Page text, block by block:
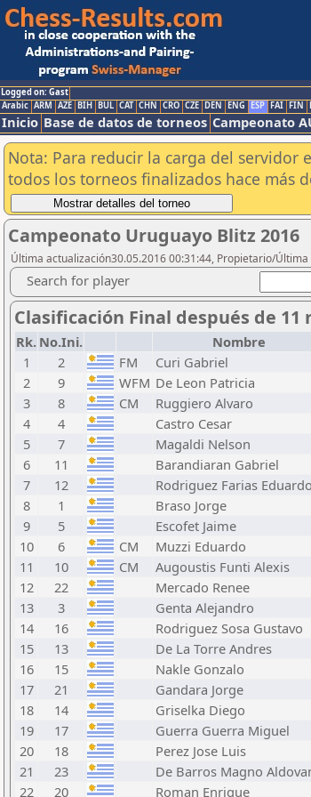
Logged on: Gast
Arabic ARM AZE BIH BUL CAT CHN CRO CZE DEN ENG ESP FAI FIN
Inicio Base de datos de torneos Campeonato
Nota: Para reducir la carga del servidor
todos los torneos finalizados hace más
Campeonato Uruguayo Blitz 2016
Última actualización30.05.2016 00:31:44, Propietario/
Search for player
Clasificación Final después de 11
Rk. No.Ini. Nombre
1
2 FM Curi Gabriel
2
9 WFM De Leon Patricia
3
8 CM Ruggiero Alvaro
4
4 Castro Cesar
5
7 Magaldi Nelson
6
11 Barandiaran Gabriel
7
12 Rodriguez Farias Eduardo
8
1 Braso Jorge
9
5 Escofet Jaime
10
6 CM Muzzi Eduardo
11
10 CM Augoustis Funti Alexis
12
22 Mercado Renee
13
3 Genta Alejandro
14
16 Rodriguez Sosa Gustavo
15
13 De La Torre Andres
16
15 Nakle Gonzalo
17
21 Gandara Jorge
18
14 Griselka Diego
19
17 Guerra Guerra Miguel
20
18 Perez Jose Luis
21
23 De Barros Magno
22
20 Roman Enrique